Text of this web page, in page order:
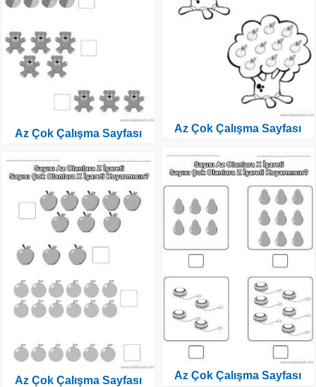
Az Çok Çalışma Sayfası
Az Çok Çalışma Sayfası
Az Çok Çalışma Sayfası
Az Çok Çalışma Sayfası